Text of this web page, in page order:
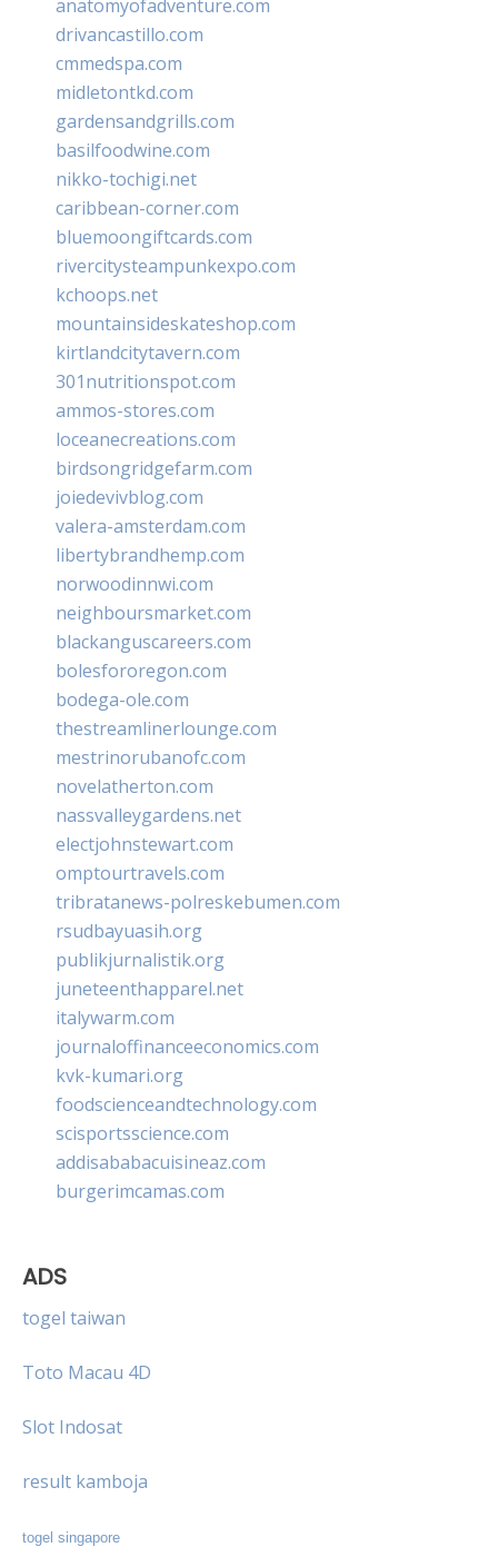
anatomyofadventure.com
drivancastillo.com
cmmedspa.com
midletontkd.com
gardensandgrills.com
basilfoodwine.com
nikko-tochigi.net
caribbean-corner.com
bluemoongiftcards.com
rivercitysteampunkexpo.com
kchoops.net
mountainsideskateshop.com
kirtlandcitytavern.com
301nutritionspot.com
ammos-stores.com
loceanecreations.com
birdsongridgefarm.com
joiedevivblog.com
valera-amsterdam.com
libertybrandhemp.com
norwoodinnwi.com
neighboursmarket.com
blackanguscareers.com
bolesfororegon.com
bodega-ole.com
thestreamlinerlounge.com
mestrinorubanofc.com
novelatherton.com
nassvalleygardens.net
electjohnstewart.com
omptourtravels.com
tribratanews-polreskebumen.com
rsudbayuasih.org
publikjurnalistik.org
juneteenthapparel.net
italywarm.com
journaloffinanceeconomics.com
kvk-kumari.org
foodscienceandtechnology.com
scisportsscience.com
addisababacuisineaz.com
burgerimcamas.com
ADS
togel taiwan
Toto Macau 4D
Slot Indosat
result kamboja
togel singapore